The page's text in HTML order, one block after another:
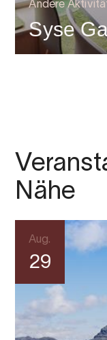
Andere
Syse
Nähe
Aug.
29